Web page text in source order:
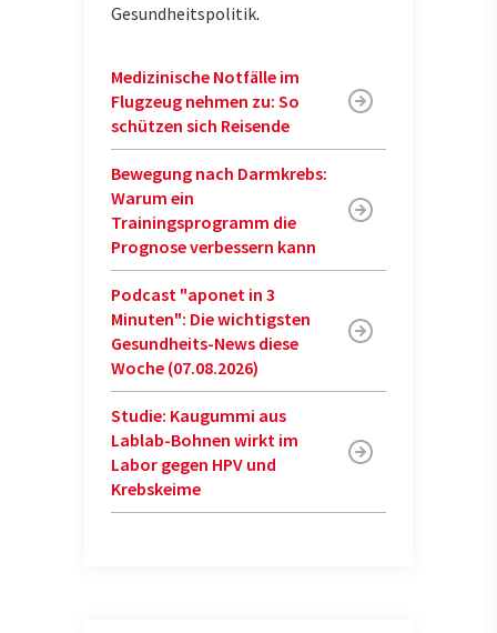
Gesundheitspolitik.
Medizinische Notfälle im
Flugzeug nehmen zu: So
schützen sich Reisende
Bewegung nach Darmkrebs:
Warum ein
Trainingsprogramm die
Prognose verbessern kann
Podcast "aponet in 3
Minuten": Die wichtigsten
Gesundheits-News diese
Woche (07.08.2026)
Studie: Kaugummi aus
Lablab-Bohnen wirkt im
Labor gegen HPV und
Krebskeime